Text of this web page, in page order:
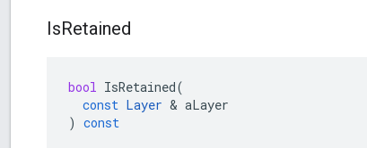
IsRetained
bool IsRetained(
const Layer & aLayer
) const